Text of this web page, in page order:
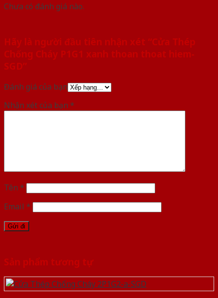
Chưa có đánh giá nào.
Hãy là người đầu tiên nhận xét “Cửa Thép
Chống Cháy P1G1 xanh thoan thoat hiem-
SGD”
Đánh giá của bạn
Nhận xét của bạn *
Tên *
Email *
Sản phẩm tương tự